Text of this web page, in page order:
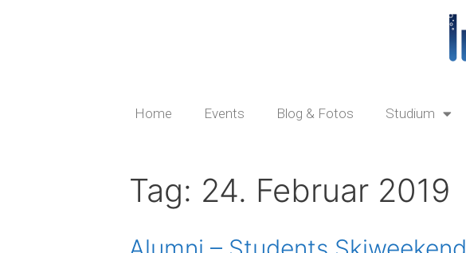
Home Events Blog & Fotos Studium
Tag: 24. Februar 2019